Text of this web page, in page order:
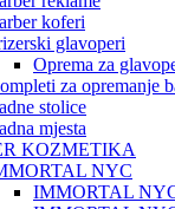
koferi
glavoperi
Oprema za
za opremanje
stolice
mjesta
KOZMETIKA
NYC
IMMORTAL